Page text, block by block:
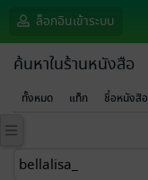
ล็อกอินเข้าระบบ
ค้นหาในร้านหนังสือ
ทั้งหมด แท็ก ชื่อหนังสือ